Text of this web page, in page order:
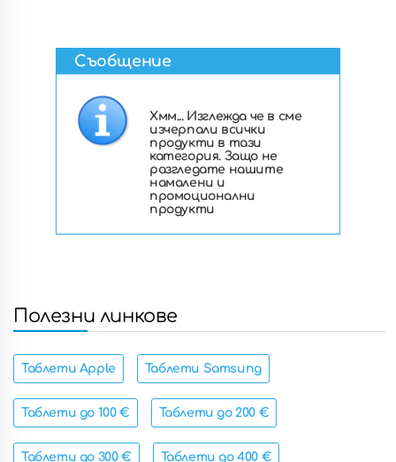
Съобщение
Хмм... Изглежда че в сме
изчерпали всички
продукти в тази
категория. Защо не
разгледате нашите
намалени и
промоционални
продукти
Полезни линкове
Таблети Apple Таблети Samsung
Таблети до 100 € Таблети до 200 €
Таблети до 300 € Таблети до 400 €